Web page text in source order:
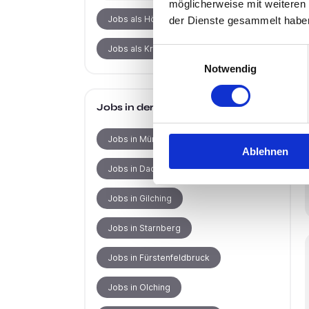
möglicherweise mit
der Dienste gesammelt
Notwendig
Ablehnen
Jobs als Hörakustiker
Jobs als Krankenpfleger
Jobs in der Nähe
Jobs in München
Jobs in Dachau
Jobs in Gilching
Jobs in Starnberg
Jobs in Fürstenfeldbruck
Jobs in Olching